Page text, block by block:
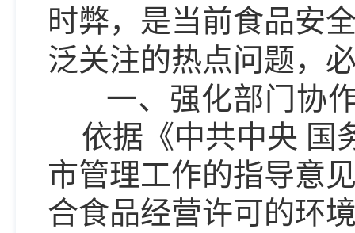
时弊，是当前食品安
泛关注的热点问题，
一、强化部门协
依据《中共中央 国
市管理工作的指导意
合食品经营许可的环